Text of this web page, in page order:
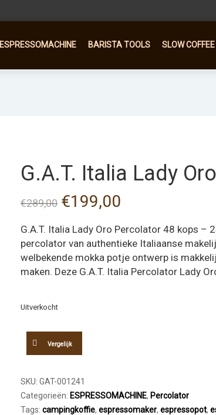
ESPRESSOMACHINE BARISTA TOOLS SLOW COFFEE
G.A.T. Italia Lady
€289,00 Oorspronkelijke
was:
€289,00.
€199,00
is:
€199,00.
G.A.T. Italia Lady Oro Percolator 48 kops –
percolator van authentieke Italiaanse
welbekende mokka potje ontwerp is
maken. Deze G.A.T. Italia Percolator Lady
Uitverkocht
Vergelijk
SKU: GAT-001241
Categorieën: ESPRESSOMACHINE, Percolator
Tags: campingkoffie, espressomaker, espressopot,